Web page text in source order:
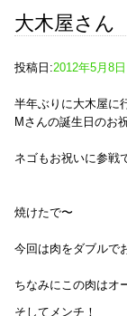
大木屋さん
投稿日:2012年5月8日
半年ぶりに大木屋に
Mさんの誕生日のお
ネゴもお祝いに参戦
焼けたで〜
今回は肉をダブルで
ちなみにこの肉はオ
そしてメンチ！